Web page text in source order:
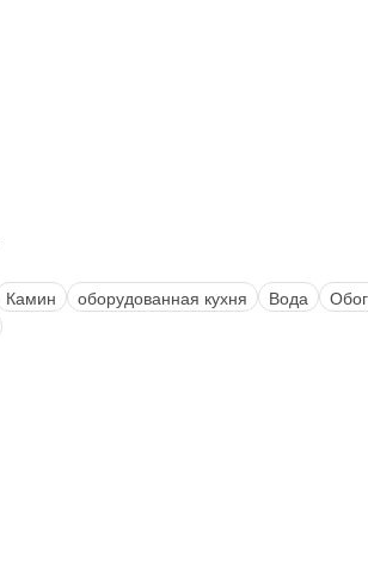
Камин оборудованная кухня Вода